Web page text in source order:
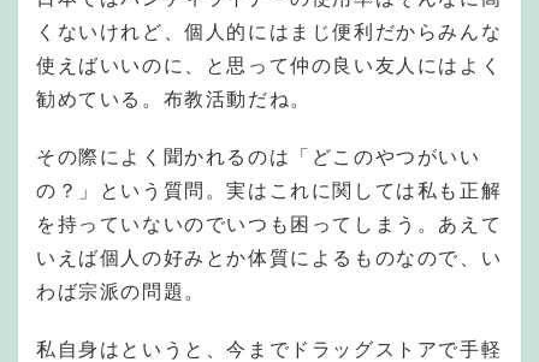
くないけれど、個人的にはまじ便利だからみんな
使えばいいのに、と思って仲の良い友人にはよく
勧めている。布教活動だね。
その際によく聞かれるのは「どこのやつがいい
の？」という質問。実はこれに関しては私も正解
を持っていないのでいつも困ってしまう。あえて
いえば個人の好みとか体質によるものなので、い
わば宗派の問題。
私自身はというと、今までドラッグストアで手軽